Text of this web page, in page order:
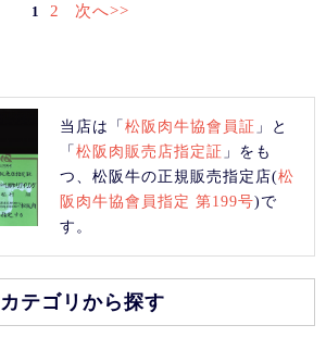
1 2 次へ>>
当店は「松阪肉牛協會員証 」と
「松阪肉販売店指定証 」をも
つ、松阪牛の正規販売指定店(松
阪肉牛協會員指定 第199号)で
す。
カテゴリから探す